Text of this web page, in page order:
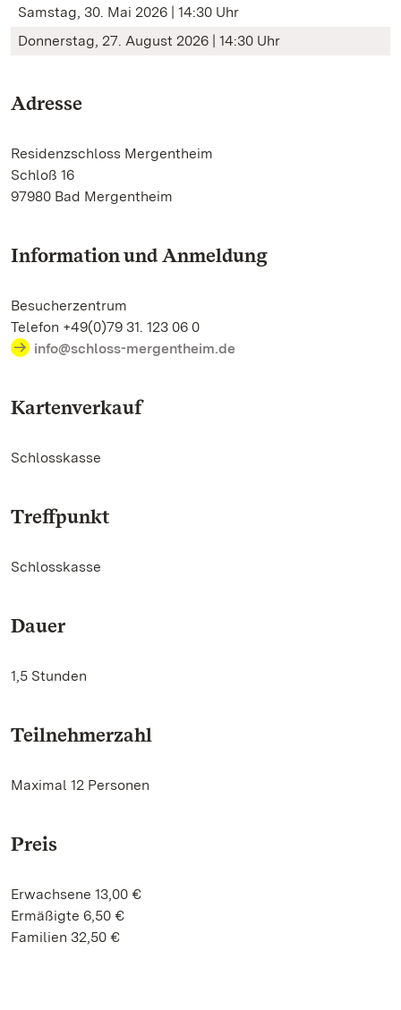
Samstag, 30. Mai 2026 | 14:30 Uhr
Donnerstag, 27. August 2026 | 14:30 Uhr
Adresse
Residenzschloss Mergentheim
Schloß 16
97980 Bad Mergentheim
Information und Anmeldung
Besucherzentrum
Telefon +49(0)79 31. 123 06 0
info@schloss-mergentheim.de
Kartenverkauf
Schlosskasse
Treffpunkt
Schlosskasse
Dauer
1,5 Stunden
Teilnehmerzahl
Maximal 12 Personen
Preis
Erwachsene 13,00 €
Ermäßigte 6,50 €
Familien 32,50 €